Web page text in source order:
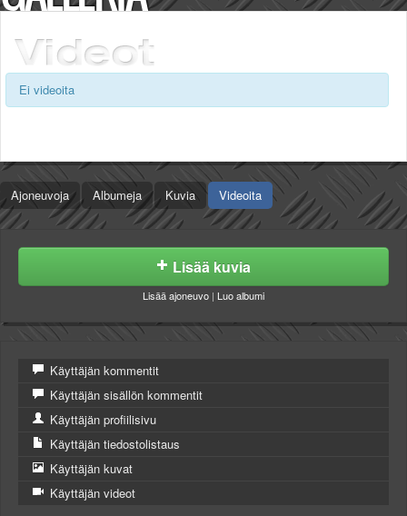
Säännöt ja ohjeet
Uudet ajoneuvot
Uudet kuvat
Uudet videot
Uudet kommentit
Ohjeet
Ajoneuvot
Osat
TIETOPANKKI
TAPAHTUMAT
MP14 kuvia
ACS 2015 kuvia
UUTISET
SÄÄ
Valitse paikkakunta
Helsingin sää
Tampereen sää
Turun sää
Oulun sää
Ei videoita
Ajoneuvoja Albumeja Kuvia Videoita
Lisää kuvia
Lisää ajoneuvo | Luo albumi
Käyttäjän kommentit
Käyttäjän sisällön kommentit
Käyttäjän profiilisivu
Käyttäjän tiedostolistaus
Käyttäjän kuvat
Käyttäjän videot